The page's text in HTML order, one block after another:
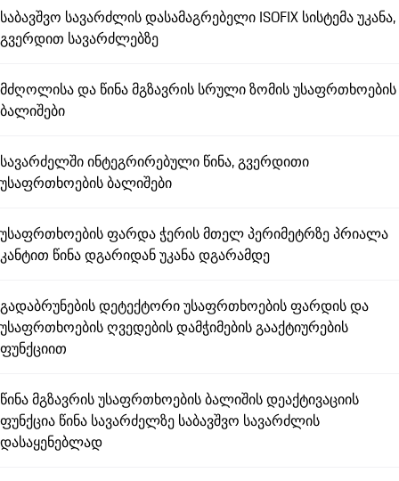
საბავშვო სავარძლის დასამაგრებელი ISOFIX სისტემა უკანა,
გვერდით სავარძლებზე
მძღოლისა და წინა მგზავრის სრული ზომის უსაფრთხოების
ბალიშები
სავარძელში ინტეგრირებული წინა, გვერდითი
უსაფრთხოების ბალიშები
უსაფრთხოების ფარდა ჭერის მთელ პერიმეტრზე პრიალა
კანტით წინა დგარიდან უკანა დგარამდე
გადაბრუნების დეტექტორი უსაფრთხოების ფარდის და
უსაფრთხოების ღვედების დამჭიმების გააქტიურების
ფუნქციით
წინა მგზავრის უსაფრთხოების ბალიშის დეაქტივაციის
ფუნქცია წინა სავარძელზე საბავშვო სავარძლის
დასაყენებლად